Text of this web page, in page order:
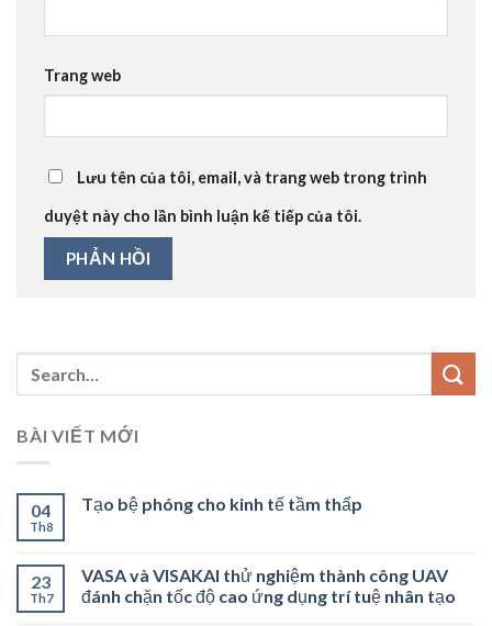
Trang web
Lưu tên của tôi, email, và trang web trong trình
duyệt này cho lần bình luận kế tiếp của tôi.
BÀI VIẾT MỚI
04
Th8
Tạo bệ phóng cho kinh tế tầm thấp
23
Th7
VASA và VISAKAI thử nghiệm thành công UAV
đánh chặn tốc độ cao ứng dụng trí tuệ nhân tạo